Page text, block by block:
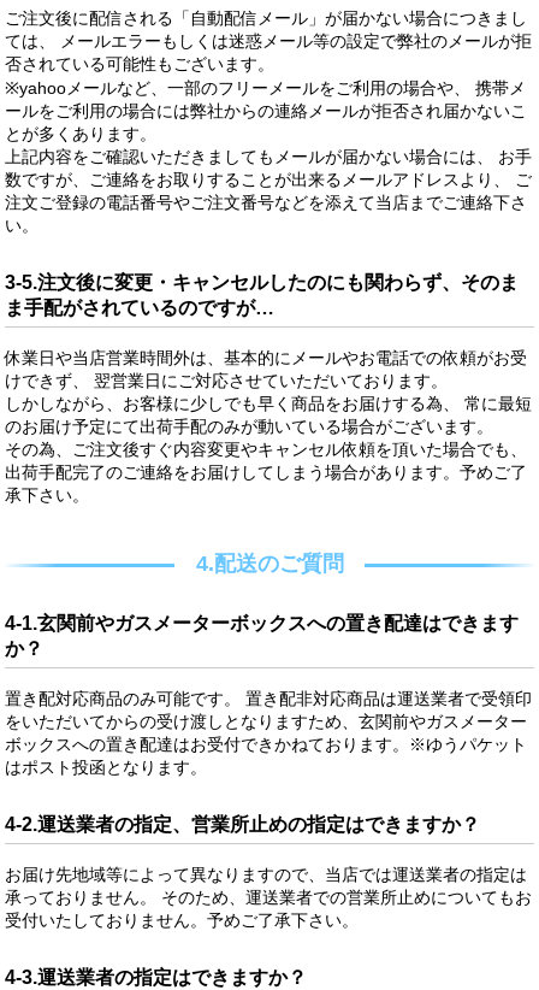
ご注文後に配信される「自動配信メール」が届かない場合につきまし
ては、 メールエラーもしくは迷惑メール等の設定で弊社のメールが拒
否されている可能性もございます。
※yahooメールなど、一部のフリーメールをご利用の場合や、 携帯メ
ールをご利用の場合には弊社からの連絡メールが拒否され届かないこ
とが多くあります。
上記内容をご確認いただきましてもメールが届かない場合には、 お手
数ですが、ご連絡をお取りすることが出来るメールアドレスより、 ご
注文ご登録の電話番号やご注文番号などを添えて当店までご連絡下さ
い。
3-5.注文後に変更・キャンセルしたのにも関わらず、そのま
ま手配がされているのですが…
休業日や当店営業時間外は、基本的にメールやお電話での依頼がお受
けできず、 翌営業日にご対応させていただいております。
しかしながら、お客様に少しでも早く商品をお届けする為、 常に最短
のお届け予定にて出荷手配のみが動いている場合がございます。
その為、ご注文後すぐ内容変更やキャンセル依頼を頂いた場合でも、
出荷手配完了のご連絡をお届けしてしまう場合があります。予めご了
承下さい。
4.配送のご質問
4-1.玄関前やガスメーターボックスへの置き配達はできます
か？
置き配対応商品のみ可能です。 置き配非対応商品は運送業者で受領印
をいただいてからの受け渡しとなりますため、玄関前やガスメーター
ボックスへの置き配達はお受付できかねております。※ゆうパケット
はポスト投函となります。
4-2.運送業者の指定、営業所止めの指定はできますか？
お届け先地域等によって異なりますので、当店では運送業者の指定は
承っておりません。 そのため、運送業者での営業所止めについてもお
受付いたしておりません。予めご了承下さい。
4-3.運送業者の指定はできますか？